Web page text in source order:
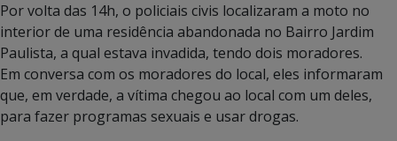
Por volta das 14h, o policiais civis localizaram a moto no
interior de uma residência abandonada no Bairro Jardim
Paulista, a qual estava invadida, tendo dois moradores.
Em conversa com os moradores do local, eles informaram
que, em verdade, a vítima chegou ao local com um deles,
para fazer programas sexuais e usar drogas.